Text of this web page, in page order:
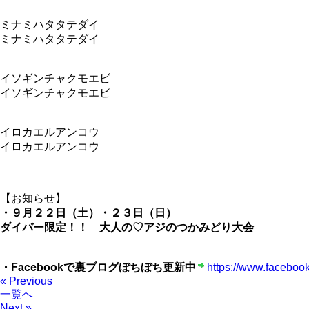
ミナミハタタテダイ
ミナミハタタテダイ
イソギンチャクモエビ
イソギンチャクモエビ
イロカエルアンコウ
イロカエルアンコウ
【お知らせ】
・９月２２日（土）・２３日（日）
ダイバー限定！！ 大人の♡アジのつかみどり大会
・Facebookで裏ブログぼちぼち更新中
https://
« Previous
一覧へ